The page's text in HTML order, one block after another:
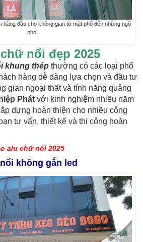
hàng đầu cho không gian từ mặt phố đến những ngõ
nhỏ
nổi đẹp 2025
khung thép thường có các loại phổ
hàng dễ dàng lựa chọn và đầu tư
gian ngoại thất và tính năng quảng
Phát với kinh nghiệm nhiều năm
dựng hoàn thiện cho nhiều công
tư vấn, thiết kế và thi công hoàn
alu chữ nổi 2025
không gắn led